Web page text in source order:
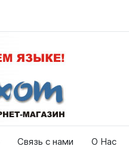
Связь с нами О Нас